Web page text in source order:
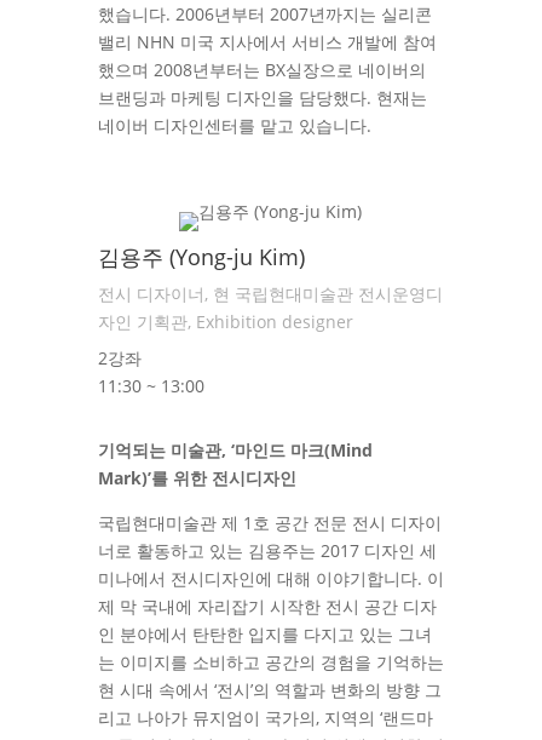
했습니다. 2006년부터 2007년까지는 실리콘
밸리 NHN 미국 지사에서 서비스 개발에 참여
했으며 2008년부터는 BX실장으로 네이버의
브랜딩과 마케팅 디자인을 담당했다. 현재는
네이버 디자인센터를 맡고 있습니다.
김용주 (Yong-ju Kim)
전시 디자이너, 현 국립현대미술관 전시운영디
자인 기획관, Exhibition designer
2강좌
11:30 ~ 13:00
기억되는 미술관, ‘마인드 마크(Mind
Mark)’를 위한 전시디자인
국립현대미술관 제 1호 공간 전문 전시 디자이
너로 활동하고 있는 김용주는 2017 디자인 세
미나에서 전시디자인에 대해 이야기합니다. 이
제 막 국내에 자리잡기 시작한 전시 공간 디자
인 분야에서 탄탄한 입지를 다지고 있는 그녀
는 이미지를 소비하고 공간의 경험을 기억하는
현 시대 속에서 ‘전시’의 역할과 변화의 방향 그
리고 나아가 뮤지엄이 국가의, 지역의 ‘랜드마